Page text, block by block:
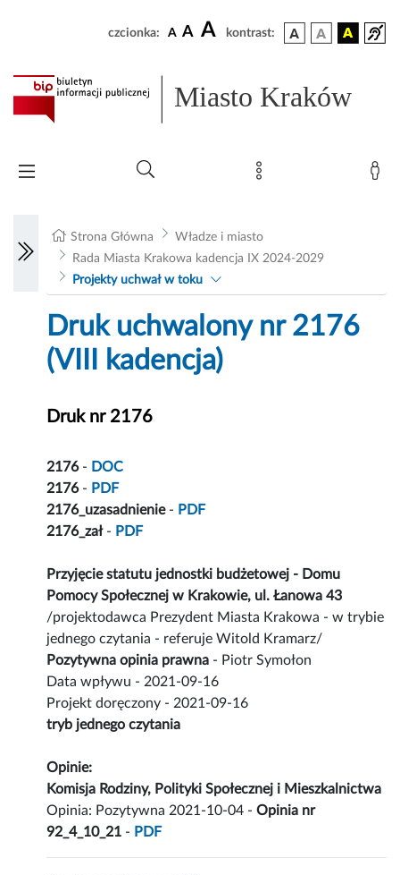
czcionka: A A A kontrast:
Miasto Kraków
Strona Główna
Władze i miasto
Rada Miasta Krakowa kadencja IX 2024-2029
Projekty uchwał w toku
Druk uchwalony nr 2176
(VIII kadencja)
Druk nr 2176
2176- DOC
2176- PDF
2176_uzasadnienie- PDF
2176_zał- PDF
Przyjęcie statutu jednostki budżetowej - Domu
Pomocy Społecznej w Krakowie, ul. Łanowa 43
/projektodawca Prezydent Miasta Krakowa - w trybie
jednego czytania - referuje Witold Kramarz/
Pozytywna opinia prawna - Piotr Symołon
Data wpływu - 2021-09-16
Projekt doręczony - 2021-09-16
tryb jednego czytania
Opinie:
Komisja Rodziny, Polityki Społecznej i Mieszkalnictwa
Opinia: Pozytywna 2021-10-04 -Opinia nr
92_4_10_21 - PDF